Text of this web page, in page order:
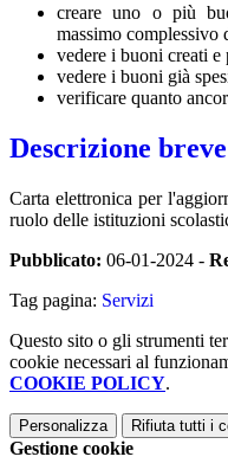
creare uno o più
massimo complessivo
vedere i buoni creati e
vedere i buoni già
verificare quanto
Descrizione breve
Carta elettronica per
ruolo delle istituzioni
Pubblicato: 06-01-2024 -
Tag pagina: Servizi
Questo sito o gli strumenti
cookie necessari al
COOKIE POLICY.
Personalizza Rifiuta tutti i
Gestione cookie